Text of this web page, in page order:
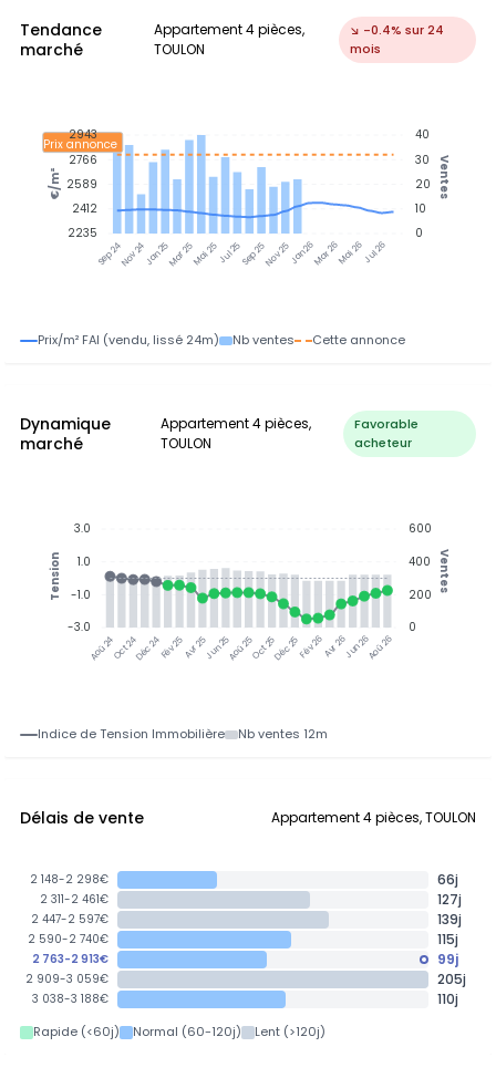
Tendance
marché
Appartement 4 pièces,
TOULON
↘ -0.4% sur 24
mois
Sep 24Nov 24Jan 25Mar 25Mai 25Jul 25Sep 25Nov 25Jan 26Mar 26Mai 26Jul 26
Prix annonce
40
30
20
10
0
Ventes
2943
2766
2589
2412
2235
€/m²
Prix/m² FAI (vendu, lissé 24m) Nb ventes Cette annonce
Dynamique
marché
Appartement 4 pièces,
TOULON
Favorable
acheteur
Aoû 24Oct 24Déc 24Fév 25Avr 25Jun 25Aoû 25Oct 25Déc 25Fév 26Avr 26Jun 26Aoû 26
600
400
200
0
Ventes
3.0
1.0
-1.0
-3.0
Tension
Indice de Tension Immobilière Nb ventes 12m
Délais de vente Appartement 4 pièces, TOULON
2 148-2 298€ 66j
2 311-2 461€ 127j
2 447-2 597€ 139j
2 590-2 740€ 115j
2 763-2 913€ 99j
2 909-3 059€ 205j
3 038-3 188€ 110j
Rapide (<60j) Normal (60-120j) Lent (>120j)